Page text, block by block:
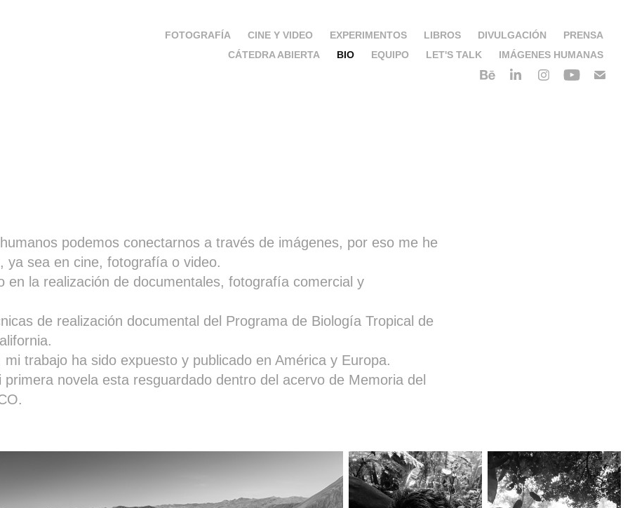
FOTOGRAFÍA CINE Y VIDEO EXPERIMENTOS LIBROS DIVULGACIÓN
PRENSA
CÁTEDRA ABIERTA
BIO EQUIPO LET'S TALK IMÁGENES HUMANAS
podemos conectarnos a través de imágenes, por eso me he
ya sea en cine, fotografía o video.
en la realización de documentales, fotografía comercial y
de realización documental del Programa de Biología Tropical de
trabajo ha sido expuesto y publicado en América y Europa.
novela esta resguardado dentro del acervo de Memoria del